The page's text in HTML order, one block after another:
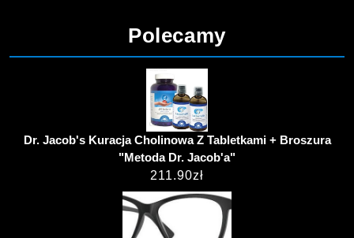
Polecamy
Dr. Jacob's Kuracja Cholinowa Z Tabletkami + Broszura
"Metoda Dr. Jacob'a"
211.90zł